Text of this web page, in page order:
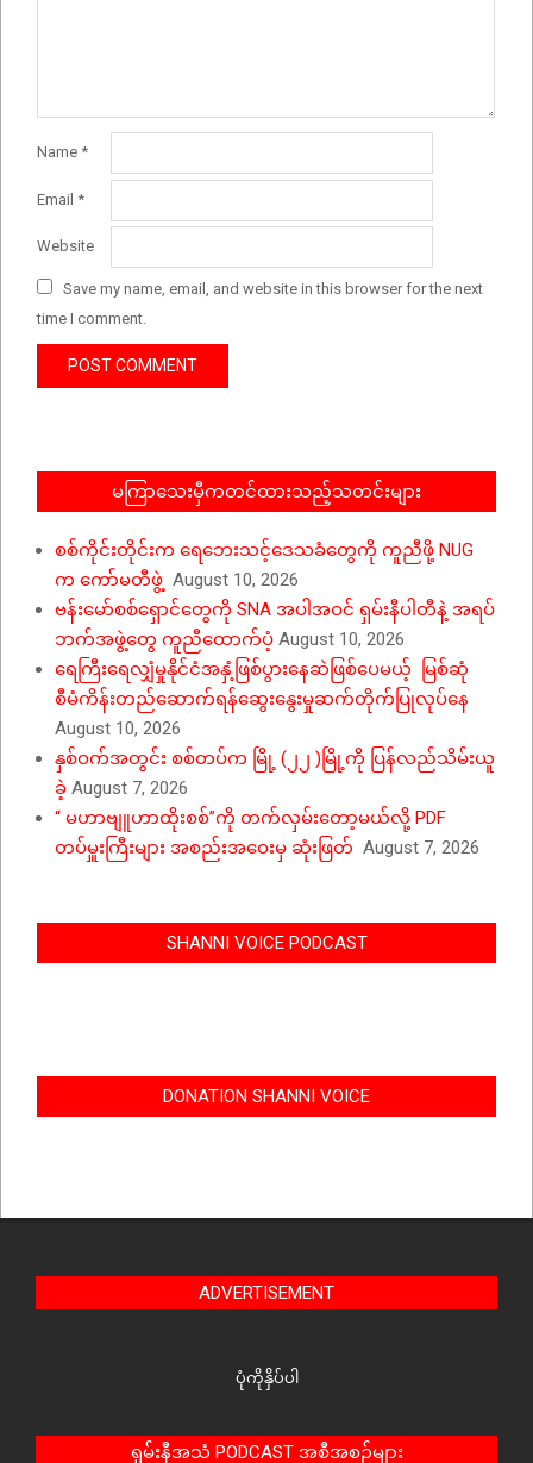
Name *
Email *
Website
Save my name, email, and website in this browser for the next
time I comment.
မကြာသေးမှီကတင်ထားသည့်သတင်းများ
စစ်ကိုင်းတိုင်းက ရေဘေးသင့်ဒေသခံတွေကို ကူညီဖို့ NUG
က ကော်မတီဖွဲ့ August 10, 2026
ဗန်းမော်စစ်ရှောင်တွေကို SNA အပါအဝင် ရှမ်းနီပါတီနဲ့ အရပ်
ဘက်အဖွဲ့တွေ ကူညီထောက်ပံ့ August 10, 2026
ရေကြီးရေလျှံမှုနိုင်ငံအနှံ့ဖြစ်ပွားနေဆဲဖြစ်ပေမယ့် မြစ်ဆုံ
စီမံကိန်းတည်ဆောက်ရန်ဆွေးနွေးမှုဆက်တိုက်ပြုလုပ်နေ
August 10, 2026
နှစ်ဝက်အတွင်း စစ်တပ်က မြို့ (၂၂ )မြို့ကို ပြန်လည်သိမ်းယူ
ခဲ့ August 7, 2026
“ မဟာဗျူဟာထိုးစစ်”ကို တက်လှမ်းတော့မယ်လို့ PDF
တပ်မှူးကြီးများ အစည်းအဝေးမှ ဆုံးဖြတ် August 7, 2026
SHANNI VOICE PODCAST
DONATION SHANNI VOICE
ADVERTISEMENT
ပုံကိုနှိပ်ပါ
ရှမ်းနီအသံ PODCAST အစီအစဉ်များ